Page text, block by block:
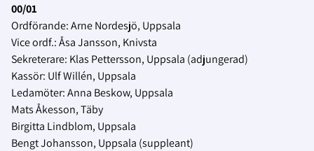
00/01
Ordförande: Arne Nordesjö, Uppsala
Vice ordf.: Åsa Jansson, Knivsta
Sekreterare: Klas Pettersson, Uppsala (adjungerad)
Kassör: Ulf Willén, Uppsala
Ledamöter: Anna Beskow, Uppsala
Mats Åkesson, Täby
Birgitta Lindblom, Uppsala
Bengt Johansson, Uppsala (suppleant)